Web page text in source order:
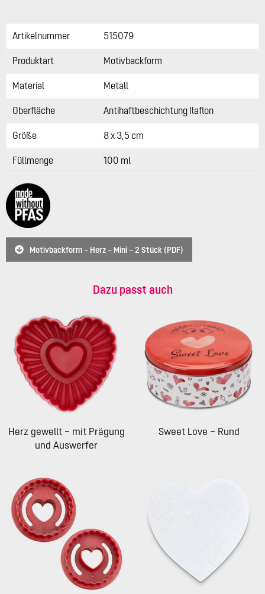
Artikelnummer 515079
Produktart Motivbackform
Material Metall
Oberfläche Antihaftbeschichtung Ilaflon
Größe 8 x 3,5 cm
Füllmenge 100 ml
Motivbackform – Herz – Mini – 2 Stück (PDF)
Dazu passt auch
Herz gewellt – mit Prägung
und Auswerfer
Sweet Love – Rund